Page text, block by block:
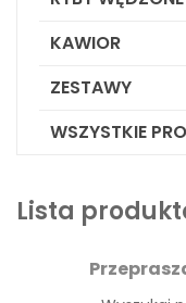
KAWIOR
ZESTAWY
WSZYSTKIE
Lista